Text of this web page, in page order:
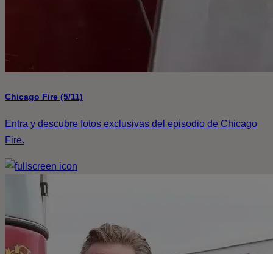
Chicago Fire (5/11)
Entra y descubre fotos exclusivas del episodio de Chicago
Fire.